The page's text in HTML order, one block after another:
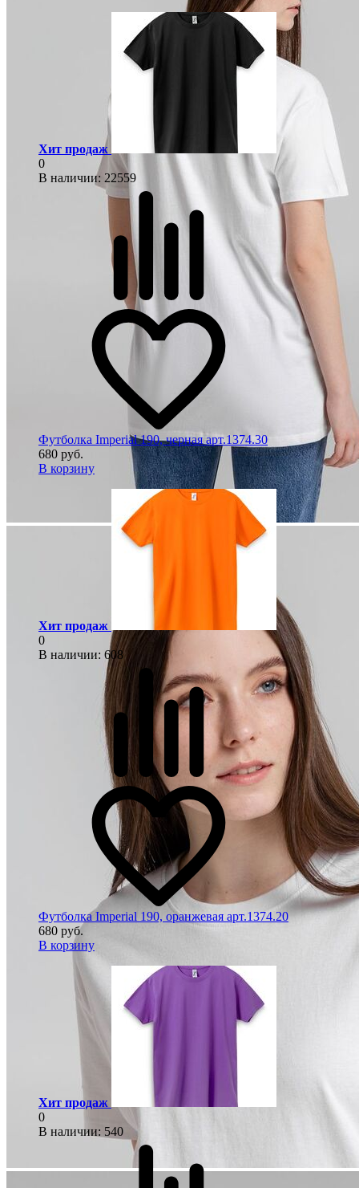
Хит продаж
0
В наличии: 22559
Футболка Imperial 190, черная арт.1374.30
680 руб.
В корзину
Хит продаж
0
В наличии: 608
Футболка Imperial 190, оранжевая арт.1374.20
680 руб.
В корзину
Хит продаж
0
В наличии: 540